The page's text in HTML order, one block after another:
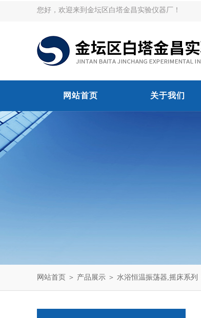
您好，欢迎来到金坛区白塔金昌实验仪器厂！
网站首页 关于我们
网站首页 ＞ 产品展示 ＞ 水浴恒温振荡器,摇床系列